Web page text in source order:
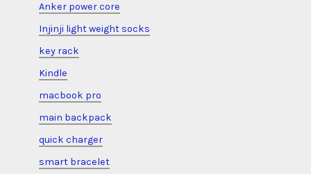
Anker power core
Injinji light weight socks
key rack
Kindle
macbook pro
main backpack
quick charger
smart bracelet